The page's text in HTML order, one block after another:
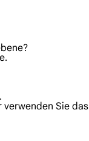
verwenden Sie das